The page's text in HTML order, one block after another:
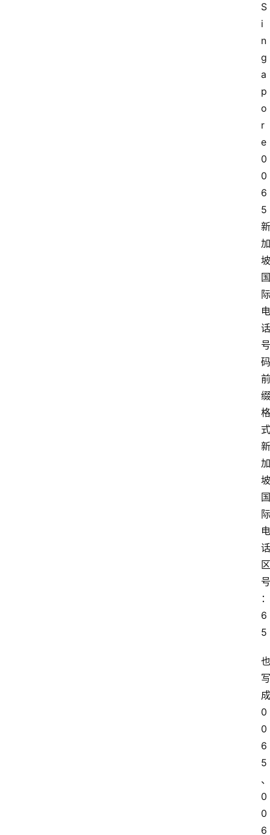
S
i
n
g
a
p
o
r
e
0
0
6
5
新
加
坡
国
际
电
话
号
码
前
缀
格
式
新
加
坡
国
际
电
话
区
号
：
6
5
也
写
成
0
0
6
5
、
0
0
6